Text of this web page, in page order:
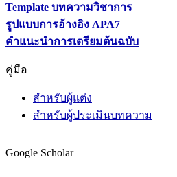
Template บทความวิชาการ
รูปแบบการอ้างอิง APA7
คำแนะนำการเตรียมต้นฉบับ
คู่มือ
สำหรับผู้แต่ง
สำหรับผู้ประเมินบทความ
Google Scholar